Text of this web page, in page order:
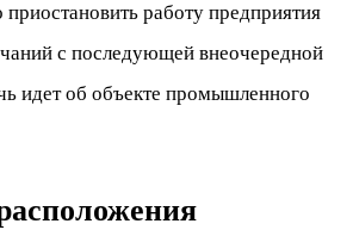
работу предприятия
с последующей внеочередной
идет об объекте промышленного